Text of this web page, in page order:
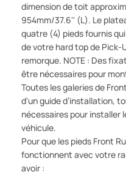
dimension de toit
954mm/37.6'' (L). Le
quatre (4) pieds fournis
de votre hard top de Pick-
remorque. NOTE : Des
être nécessaires pour
Toutes les galeries de
d'un guide d’installation,
nécessaires pour installer
véhicule.
Pour que les pieds Front
fonctionnent avec votre
avoir :